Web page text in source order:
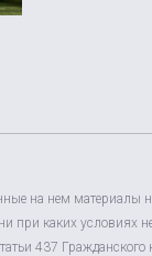
на нем материалы
при каких условиях
437 Гражданского